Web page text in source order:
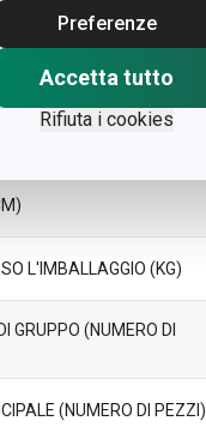
Preferenze
Accetta tutto
Rifiuta i cookies
L'IMBALLAGGIO (KG)
GRUPPO (NUMERO DI
(NUMERO DI PEZZI)